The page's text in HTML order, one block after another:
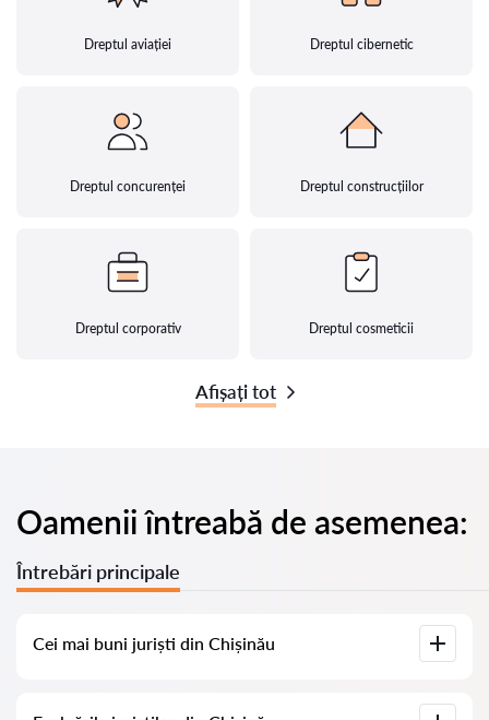
Dreptul aviației Dreptul cibernetic
Dreptul concurenței Dreptul construcțiilor
Dreptul corporativ Dreptul cosmeticii
Afișați tot
Oamenii întreabă de asemenea:
Întrebări principale
Cei mai buni juriști din Chișinău